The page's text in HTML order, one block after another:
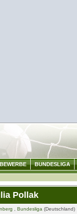
Pollak
Bundesliga (Deutschland)
BUNDESLIGA